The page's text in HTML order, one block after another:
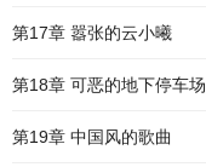
第17章 嚣张的云小曦
第18章 可恶的地下停车场
第19章 中国风的歌曲